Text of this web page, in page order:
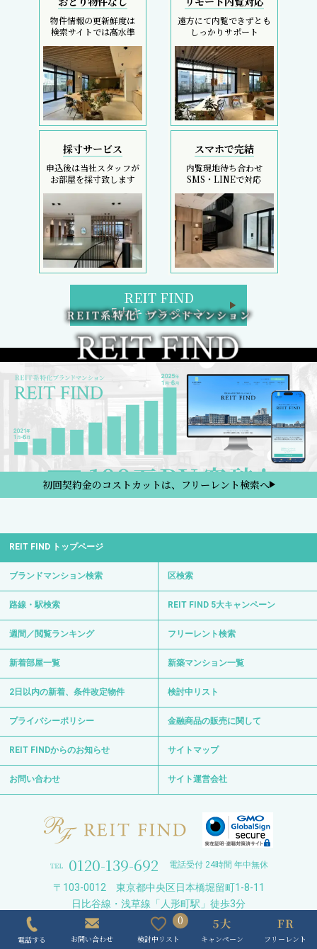
物件情報の更新鮮度は
検索サイトでは高水準
遠方にて内覧できずとも
しっかりサポート
採寸サービス
申込後は当社スタッフが
お部屋を採寸致します
スマホで完結
内覧現地待ち合わせ
SMS・LINEで対応
REIT FIND
5大キャンペーン
初回契約金のコストカットは、フリーレント検索へ
REIT FIND トップページ
ブランドマンション検索 区検索
路線・駅検索 REIT FIND 5大キャンペーン
週間／閲覧ランキング フリーレント検索
新着部屋一覧 新築マンション一覧
2日以内の新着、条件改定物件 検討中リスト
プライバシーポリシー 金融商品の販売に関して
REIT FINDからのお知らせ サイトマップ
お問い合わせ サイト運営会社
0120-139-692 電話受付 24時間 年中無休
〒103-0012 東京都中央区日本橋堀留町1-8-11
日比谷線・浅草線「人形町駅」徒歩3分
日比谷線「小伝馬町駅」徒歩6分
Copyright © REIT FIND All Right Reserved.
電話する お問い合わせ
0
検討中リスト キャンペーン フリーレント